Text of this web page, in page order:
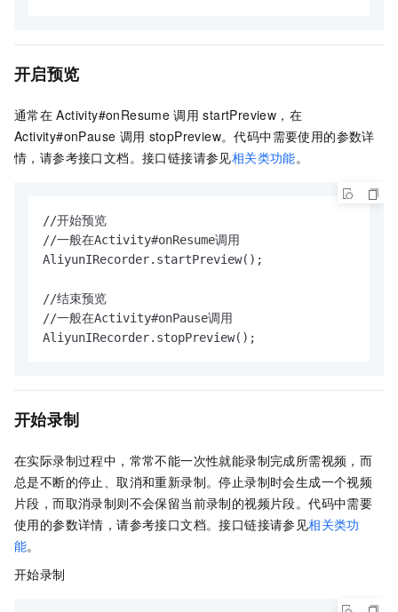
开启预览
通常在 Activity#onResume 调用 startPreview，在
Activity#onPause 调用 stopPreview。代码中需要使用的参数详
情，请参考接口文档。接口链接请参见相关类功能。
//开始预览
//一般在Activity#onResume调用
AliyunIRecorder.startPreview();
//结束预览
//一般在Activity#onPause调用
AliyunIRecorder.stopPreview();
开始录制
在实际录制过程中，常常不能一次性就能录制完成所需视频，而
总是不断的停止、取消和重新录制。停止录制时会生成一个视频
片段，而取消录制则不会保留当前录制的视频片段。代码中需要
使用的参数详情，请参考接口文档。接口链接请参见相关类功
能。
开始录制